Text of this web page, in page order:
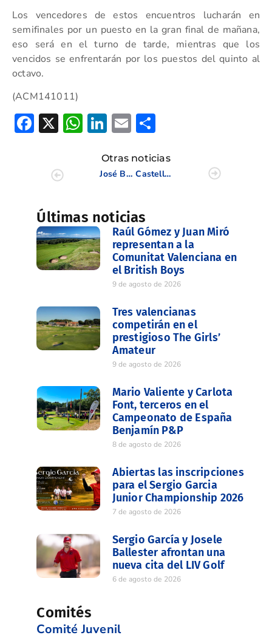
Los vencedores de estos encuentros lucharán en
semifinales por un puesto en la gran final de mañana,
eso será en el turno de tarde, mientras que los
vencidos se enfrentarán por los puestos del quinto al
octavo.
(ACM141011)
Facebook
X WhatsApp
LinkedIn
Email
Otras noticias
José Bondía accede a los cuartos de final de la Copa Puerta de Hierro
Castelló Masters, comienza la gran semana del Golf
Últimas noticias
Raúl Gómez y Juan Miró
representan a la
Comunitat Valenciana en
el British Boys
9 de agosto de 2026
Tres valencianas
competirán en el
prestigioso The Girls’
Amateur
9 de agosto de 2026
Mario Valiente y Carlota
Font, terceros en el
Campeonato de España
Benjamín P&P
8 de agosto de 2026
Abiertas las inscripciones
para el Sergio Garcia
Junior Championship 2026
7 de agosto de 2026
Sergio García y Josele
Ballester afrontan una
nueva cita del LIV Golf
6 de agosto de 2026
Comités
Comité Juvenil